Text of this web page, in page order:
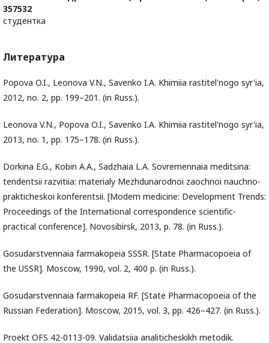
357532
студентка
Литература
Popova O.I., Leonova V.N., Savenko I.A. Khimiia rastitel'nogo syr'ia,
2012, no. 2, pp. 199–201. (in Russ.).
Leonova V.N., Popova O.I., Savenko I.A. Khimiia rastitel'nogo syr'ia,
2013, no. 1, pp. 175–178. (in Russ.).
Dorkina E.G., Kobin A.A., Sadzhaia L.A. Sovremennaia meditsina:
tendentsii razvitiia: materialy Mezhdunarodnoi zaochnoi nauchno-
prakticheskoi konferentsii. [Modern medicine: Development Trends:
Proceedings of the International correspondence scientific-
practical conference]. Novosibirsk, 2013, p. 78. (in Russ.).
Gosudarstvennaia farmakopeia SSSR. [State Pharmacopoeia of
the USSR]. Moscow, 1990, vol. 2, 400 p. (in Russ.).
Gosudarstvennaia farmakopeia RF. [State Pharmacopoeia of the
Russian Federation]. Moscow, 2015, vol. 3, pp. 426–427. (in Russ.).
Proekt OFS 42-0113-09. Validatsiia analiticheskikh metodik.